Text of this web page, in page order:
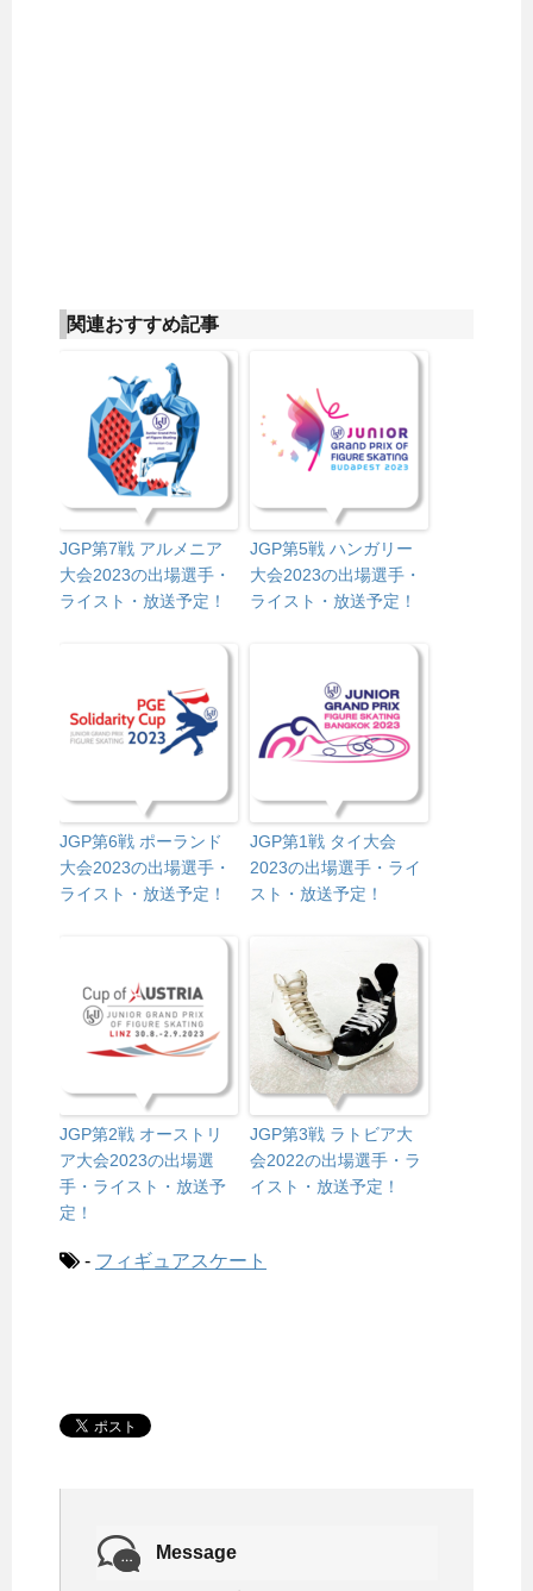
関連おすすめ記事
JGP第7戦 アルメニア
大会2023の出場選手・
ライスト・放送予定！
JGP第5戦 ハンガリー
大会2023の出場選手・
ライスト・放送予定！
JGP第6戦 ポーランド
大会2023の出場選手・
ライスト・放送予定！
JGP第1戦 タイ大会
2023の出場選手・ライ
スト・放送予定！
JGP第2戦 オーストリ
ア大会2023の出場選
手・ライスト・放送予
定！
JGP第3戦 ラトビア大
会2022の出場選手・ラ
イスト・放送予定！
- フィギュアスケート
Message